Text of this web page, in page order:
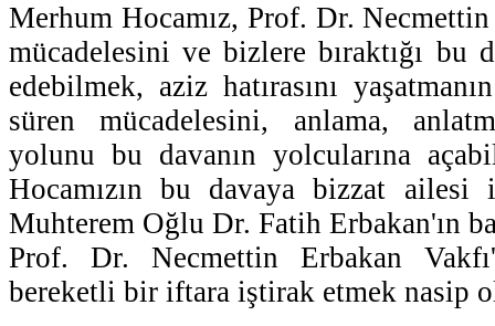
Merhum Hocamız, Prof. Dr. Necmettin
mücadelesini ve bizlere bıraktığı bu
edebilmek, aziz hatırasını
süren mücadelesini, anlama,
yolunu bu davanın yolcularına
Hocamızın bu davaya bizzat ailesi
Muhterem Oğlu Dr. Fatih Erbakan'ın
Prof. Dr. Necmettin Erbakan
bereketli bir iftara iştirak etmek nasip